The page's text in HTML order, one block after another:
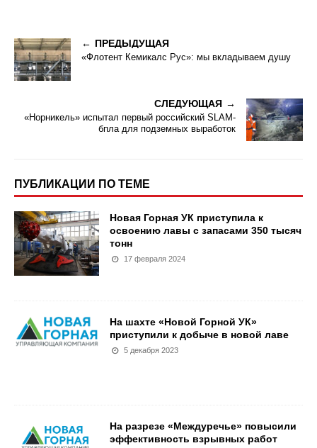
ПРЕДЫДУЩАЯ
«Флотент Кемикалс Рус»: мы вкладываем душу
СЛЕДУЮЩАЯ
«Норникель» испытал первый российский SLAM-
бпла для подземных выработок
ПУБЛИКАЦИИ ПО ТЕМЕ
Новая Горная УК приступила к
освоению лавы с запасами 350 тысяч
тонн
17 февраля 2024
На шахте «Новой Горной УК»
приступили к добыче в новой лаве
5 декабря 2023
На разрезе «Междуречье» повысили
эффективность взрывных работ